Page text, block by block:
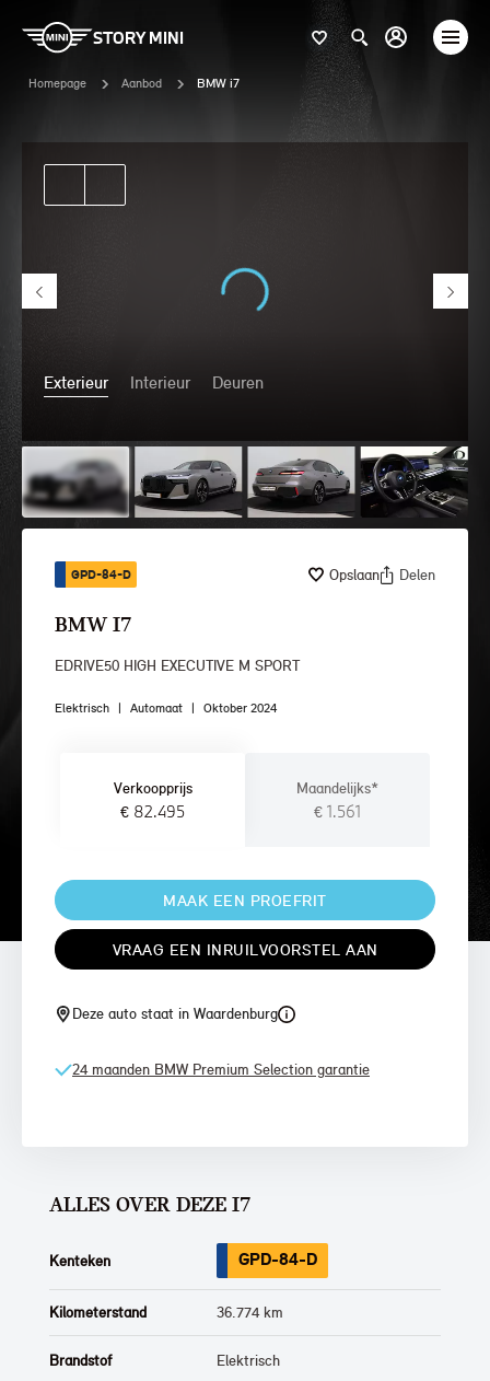
STORY MINI
Homepage Aanbod BMW i7
Exterieur Interieur Deuren
GPD-84-D Opslaan Delen
BMW I7
EDRIVE50 HIGH EXECUTIVE M SPORT
Elektrisch | Automaat | Oktober 2024
Verkoopprijs
€ 82.495
Maandelijks*
€ 1.561
MAAK EEN PROEFRIT
VRAAG EEN INRUILVOORSTEL AAN
Deze auto staat in Waardenburg
24 maanden BMW Premium Selection garantie
ALLES OVER DEZE I7
Kenteken GPD-84-D
Kilometerstand 36.774 km
Brandstof Elektrisch